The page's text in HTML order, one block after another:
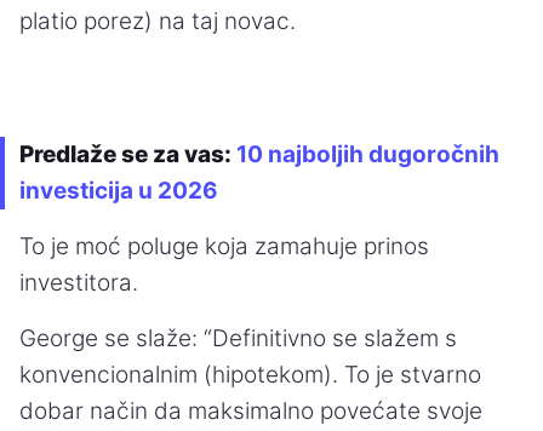
platio porez) na taj novac.
Predlaže se za vas: 10 najboljih dugoročnih
investicija u 2026
To je moć poluge koja zamahuje prinos
investitora.
George se slaže: “Definitivno se slažem s
konvencionalnim (hipotekom). To je stvarno
dobar način da maksimalno povećate svoje